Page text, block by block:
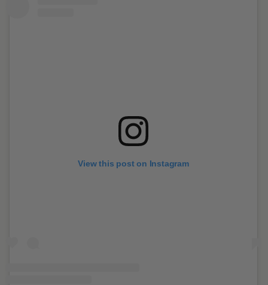
View this post on Instagram